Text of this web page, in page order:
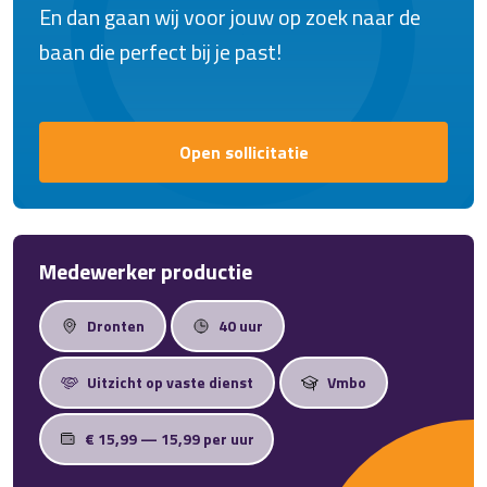
En dan gaan wij voor jouw op zoek naar de
baan die perfect bij je past!
Open sollicitatie
Medewerker productie
Dronten 40 uur
Uitzicht op vaste dienst Vmbo
€ 15,99 — 15,99 per uur